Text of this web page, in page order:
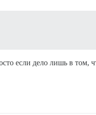
если дело лишь в том,